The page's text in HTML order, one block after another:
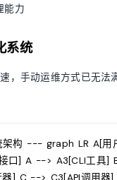
能力
系统
，手动运维方式已无法
构 --- graph LR A[
口] A --> A3[CLI工具
] C --> C3[API调用